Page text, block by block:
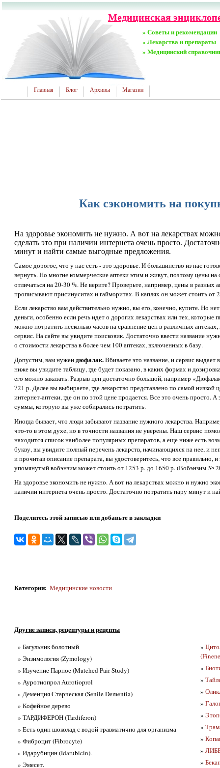
Медицинская
» Советы и рекомендации
» Лекарства и препараты
» Медицинский
Главная Блог Архивы Магазин
Как сэкономить на
На здоровье экономить не нужно. А вот на лекарствах
сделать это при наличии интернета очень просто.
минут и найти самые выгодные предложения.
Самое дорогое, что у нас есть - это здоровье. И большинство из нас
вернуть. Но многие коммерческие аптеки этим и живут, поэтому цены
отличаться на 20-30 %. Не верите? Проверьте, например, цены в
прописывают присинуситах и гайморитах. В каплях он может стоить от
Если лекарство вам действительно нужно, вы его, конечно, купите. Но
деньги, особенно если речь идет о дорогих лекарствах или тех,
можно потратить несколько часов на сравнение цен в различных
сервис. На сайте вы увидите поисковик. Достаточно ввести название
о стоимости лекарства в более чем 100 аптеках, включенных в базу.
Допустим, вам нужендюфалак.Вбиваете это название, и сервис
ниже вы увидите таблицу, где будет показано, в каких формах и
его можно заказать. Разрыв цен достаточно большой, например
721 р. Далее вы выбираете, где лекарство представлено по самой
интернет-аптеки, где он по этой цене продается. Все это очень просто.
суммы, которую вы уже собирались потратить.
Иногда бывает, что люди забывают название нужного лекарства.
что-то в этом духе, но в точности названия не уверены. Наш сервис
находится список наиболее популярных препаратов, а еще ниже есть
букву, вы увидите полный перечень лекарств, начинающихся на нее, и
и прочитав описание препарата, вы удостоверитесь, что все правильно,
упомянутый вобэнзим может стоить от 1253 р. до 1650 р. (Вобэнзим №
На здоровье экономить не нужно. А вот на лекарствах можно и нужно
наличии интернета очень просто. Достаточно потратить пару минут и
Поделитесь этой записью или добавьте в закладки
Категории: Медицинские новости
Другие записи, рецептуры и рецепты
» Багульник болотный
» Энзимология (Zymology)
» Изучение Парное (Matched Pair Study)
» Ауротиопрол Aurotioprol
» Деменция Старческая (Senile Dementia)
» Кофейное дерево
» ТАРДИФЕРОН (Tardiferon)
» Есть один шоколад с водой травматично для организма
» Фиброцит (Fibrocyte)
» Идарубицин (Idarubicin).
» Эмесет.
»
»
»
»
»
»
»
»
»
»